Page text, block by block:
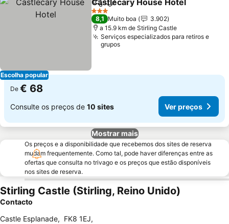
Escolha popular
PartilharAdicionar aos favoritos
Castlecary House Hotel
3 Estrelas
8,1 Muito boa
3.902
a 15.9 km de Stirling Castle
Serviços especializados para retiros e
grupos
De € 68
Consulte os preços de 10 sites Ver preços
Mostrar mais
Os preços e a disponibilidade que recebemos dos sites de reserva
mudam frequentemente. Como tal, pode haver diferenças entre as
ofertas que consulta no trivago e os preços que estão disponíveis
nos sites de reserva.
Stirling Castle (Stirling, Reino Unido)
Contacto
Castle Esplanade, FK8 1EJ,